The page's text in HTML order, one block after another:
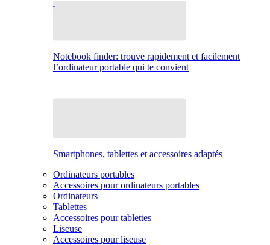
Notebook finder: trouve rapidement et facilement
l’ordinateur portable qui te convient
Smartphones, tablettes et accessoires adaptés
Ordinateurs portables
Accessoires pour ordinateurs portables
Ordinateurs
Tablettes
Accessoires pour tablettes
Liseuse
Accessoires pour liseuse